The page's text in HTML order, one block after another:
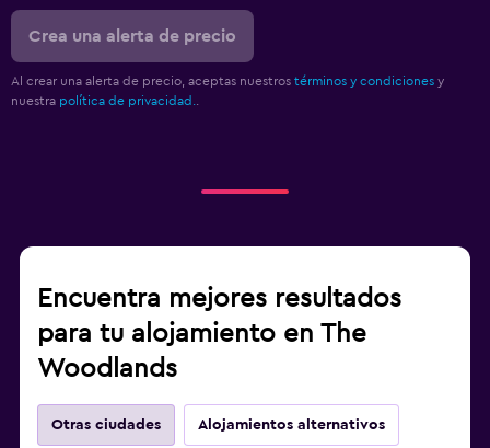
Crea una alerta de precio
Al crear una alerta de precio, aceptas nuestros términos y condiciones y
nuestra política de privacidad.
Encuentra mejores resultados
para tu alojamiento en The
Woodlands
Otras ciudades Alojamientos alternativos